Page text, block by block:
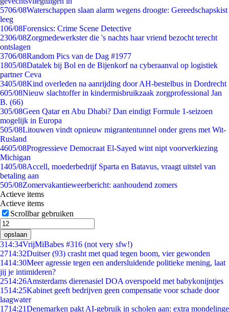
5706/08Waterschappen slaan alarm wegens droogte: Gereedschapskist
leeg
106/08Forensics: Crime Scene Detective
2306/08Zorgmedewerkster die 's nachts haar vriend bezocht terecht
ontslagen
3706/08Random Pics van de Dag #1977
1805/08Datalek bij Bol en de Bijenkorf na cyberaanval op logistiek
partner Ceva
3405/08Kind overleden na aanrijding door AH-bestelbus in Dordrecht
605/08Nieuw slachtoffer in kindermisbruikzaak zorgprofessional Jan
B. (66)
305/08Geen Qatar en Abu Dhabi? Dan eindigt Formule 1-seizoen
mogelijk in Europa
505/08Litouwen vindt opnieuw migrantentunnel onder grens met Wit-
Rusland
4605/08Progressieve Democraat El-Sayed wint nipt voorverkiezing
Michigan
1405/08Accell, moederbedrijf Sparta en Batavus, vraagt uitstel van
betaling aan
505/08Zomervakantieweerbericht: aanhoudend zomers
Actieve items
Actieve items
Scrollbar gebruiken
opslaan
314:34VrijMiBabes #316 (not very sfw!)
2714:32Duitser (93) crasht met quad tegen boom, vier gewonden
1414:30Meer agressie tegen een andersluidende politieke mening, laat
jij je intimideren?
2514:26Amsterdams dierenasiel DOA overspoeld met babykonijntjes
1514:25Kabinet geeft bedrijven geen compensatie voor schade door
laagwater
1714:21Denemarken pakt AI-gebruik in scholen aan: extra mondelinge